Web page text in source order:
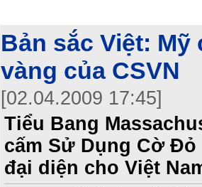
Bản sắc Việt: Mỹ
vàng của CSVN
[02.04.2009 17:45]
Tiểu Bang
cấm Sử Dụng Cờ
đại diện cho Việt